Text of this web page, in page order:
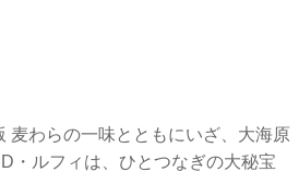
麦わらの一味とともにいざ、大海原
・ルフィは、ひとつなぎの大秘宝